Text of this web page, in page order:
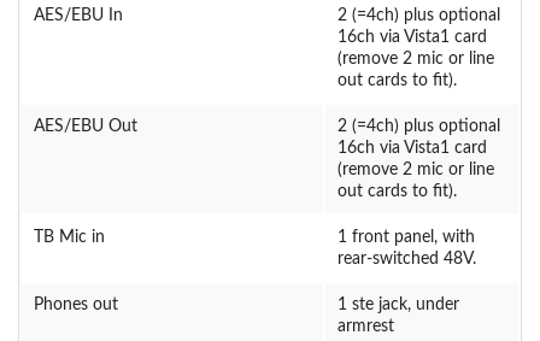
AES/EBU In
2 (=4ch) plus optional
16ch via Vista1 card
(remove 2 mic or line
out cards to fit).
AES/EBU Out
2 (=4ch) plus optional
16ch via Vista1 card
(remove 2 mic or line
out cards to fit).
TB Mic in
1 front panel, with
rear-switched 48V.
Phones out
1 ste jack, under
armrest